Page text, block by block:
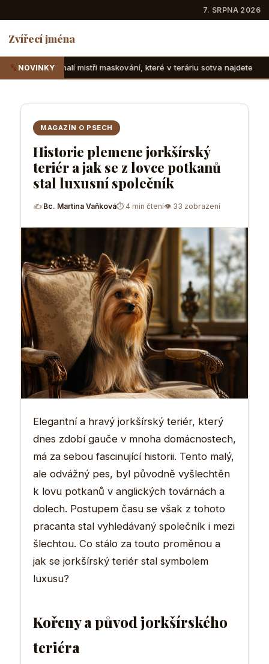
7. SRPNA 2026
Zvířecí jména
NOVINKY
maskování, které v teráriu sotva najdete
MAGAZÍN O PSECH
Historie plemene jorkšírský
teriér a jak se z lovce potkanů
stal luxusní společník
✍ Bc. Martina Vaňková⏱ 4 min čtení👁 33 zobrazení
Elegantní a hravý jorkšírský teriér, který
dnes zdobí gauče v mnoha domácnostech,
má za sebou fascinující historii. Tento malý,
ale odvážný pes, byl původně vyšlechtěn
k lovu potkanů v anglických továrnách a
dolech. Postupem času se však z tohoto
pracanta stal vyhledávaný společník i mezi
šlechtou. Co stálo za touto proměnou a
jak se jorkšírský teriér stal symbolem
luxusu?
Kořeny a původ jorkšírského
teriéra